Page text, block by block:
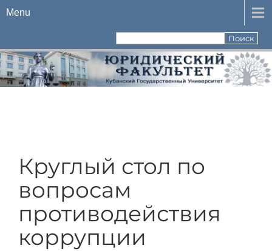
Menu
Круглый стол по
вопросам
противодействия
коррупции